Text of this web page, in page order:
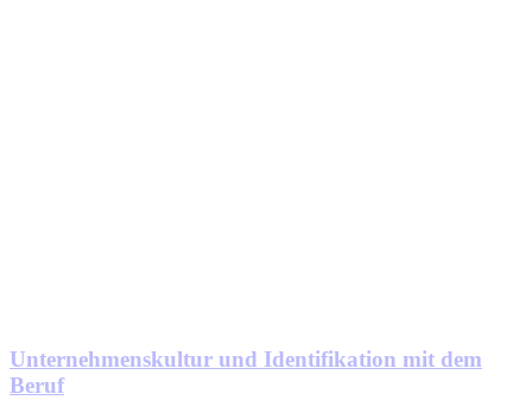
Unternehmenskultur und Identifikation mit dem
Beruf